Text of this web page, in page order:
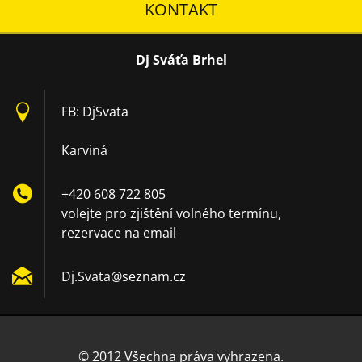
KONTAKT
Dj Sváťa Brhel
FB: DjSvata
Karviná
+420 608 722 805
volejte pro zjištění volného termínu,
rezervace na email
Dj.Svata@seznam.cz
© 2012 Všechna práva vyhrazena.